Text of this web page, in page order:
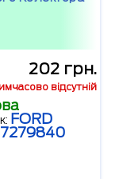
202 грн.
відсутній
FORD
7279840